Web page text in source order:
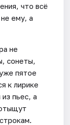
что всё
ему, а
не
сонеты,
пятое
к лирике
пьес, а